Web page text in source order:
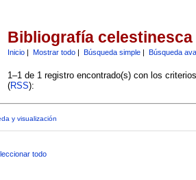
Bibliografía celestinesca
Inicio| Mostrar todo| Búsqueda simple| Búsqueda
1–1 de 1 registro encontrado(s) con los
(RSS):
y visualización
todo